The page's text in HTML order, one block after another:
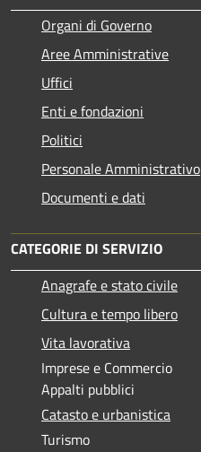
Organi di Governo
Aree Amministrative
Uffici
Enti e fondazioni
Politici
Personale Amministrativo
Documenti e dati
CATEGORIE DI SERVIZIO
Anagrafe e stato civile
Cultura e tempo libero
Vita lavorativa
Imprese e Commercio
Appalti pubblici
Catasto e urbanistica
Turismo